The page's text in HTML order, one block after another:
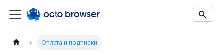
Documentation Index
Fetch the complete documentation index at:https://
Use this file to discover all available documentation pages
Оплата и подписки